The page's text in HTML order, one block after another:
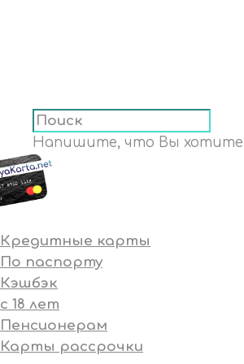
Напишите, что Вы
Кредитные карты
По паспорту
Кэшбэк
с 18 лет
Пенсионерам
Карты рассрочки